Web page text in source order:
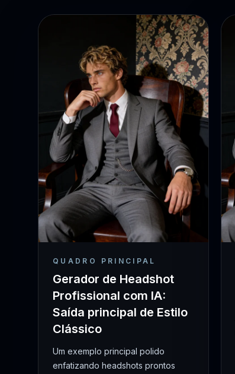
QUADRO PRINCIPAL
Gerador de Headshot
Profissional com IA:
Saída principal de Estilo
Clássico
Um exemplo principal polido
enfatizando headshots prontos